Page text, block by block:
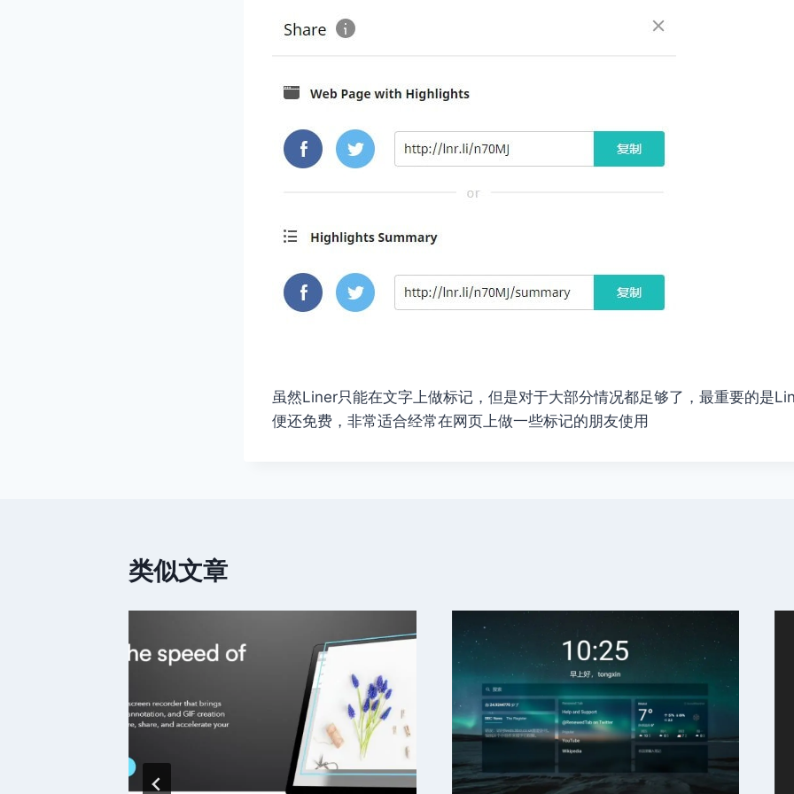
虽然Liner只能在文字上做标记，但是对于大部分情况都足够了，最重要的是
便还免费，非常适合经常在网页上做一些标记的朋友使用
类似文章